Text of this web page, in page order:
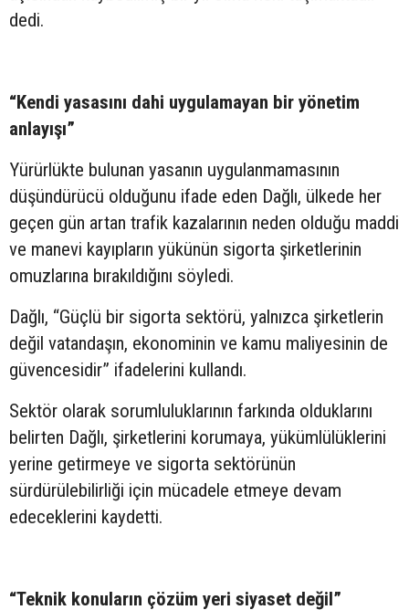
dedi.
“Kendi yasasını dahi uygulamayan bir yönetim
anlayışı”
Yürürlükte bulunan yasanın uygulanmamasının
düşündürücü olduğunu ifade eden Dağlı, ülkede her
geçen gün artan trafik kazalarının neden olduğu maddi
ve manevi kayıpların yükünün sigorta şirketlerinin
omuzlarına bırakıldığını söyledi.
Dağlı, “Güçlü bir sigorta sektörü, yalnızca şirketlerin
değil vatandaşın, ekonominin ve kamu maliyesinin de
güvencesidir” ifadelerini kullandı.
Sektör olarak sorumluluklarının farkında olduklarını
belirten Dağlı, şirketlerini korumaya, yükümlülüklerini
yerine getirmeye ve sigorta sektörünün
sürdürülebilirliği için mücadele etmeye devam
edeceklerini kaydetti.
“Teknik konuların çözüm yeri siyaset değil”